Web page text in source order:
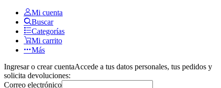
Mi cuenta
Buscar
Categorías
Mi carrito
Más
Ingresar o crear cuentaAccede a tus datos personales, tus pedidos y
solicita devoluciones:
Correo electrónico